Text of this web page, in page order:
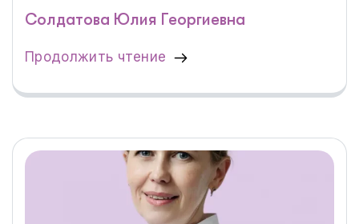
Солдатова Юлия Георгиевна
Продолжить чтение